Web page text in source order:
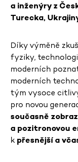
a inženýry z
Turecka,
Díky výměně
fyziky,
moderních
moderních
tým vysoce
pro novou
současně
a pozitronovou
k přesnější a